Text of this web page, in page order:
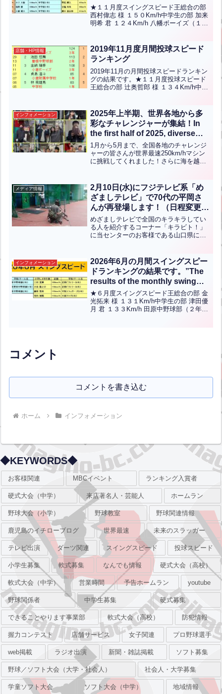
swing speed ranking for
November 2023 are as
follows.”(英中翻訳)
★１１月度スイングスピード王総合の部
西村偉志 様 １５０Km/h中学生の部 加来
明希 君 １２４Km/h 八幡ボーイズ（１
方々おめでとうございます！【Engli...全
文はクリック
店舗・HP情報
2019年11月度月間投球スピード
ランキング
2019年11月の月間投球スピードランキン
グの結果です。★１１月度投球スピード
王総合の部 辻奥哲郎 様 １３４Km/h中学
助 君 １１１Km/h 穴生少年野球...全文は
クリック
インフォメーション
2025年上半期、世界各地から多
彩なチャレンジャーが集結！In
the first half of 2025, diverse
challengers from around the
world gathered!
1月から5月まで、全国各地のチャレンジ
ャーの皆さんが世界最速250km/hマシン
に挑戦してくれました！さらに海を越え
心から感謝しています！ありがとうござ
いました！これか...全文はクリック
メディア情報
2月10日(水)にフジテレビ系「め
ざましテレビ」で70代の平岡さ
んが再登場します！（日程変更し
ました）
めざましテレビで全国のキラキラしてい
る人を紹介するコーナー「キラビト！」
に当センターのお客様である山口県にお
日に放送されましたが、今回下記の日程
で再放送が決定し...全文はクリック
インフォメーション
2026年6月の月間スイングスピー
ドランキングの結果です。”The
results of the monthly swing
speed ranking for June 2026
are as follows.”【ENG CHT
KOR JPN】
★６月度スイングスピード王総合の部 金
光拓来 様 １３１Km/h中学生の部 津田優
月 君 １３３Km/h 田原中野球部（２年）
コメント
コメントを書き込む
ホーム インフォメーション
◆KEYWORDS◆
お客様関連 MBCイベント ランキング入賞者
硬式大会（中学） 来店著名人・芸能人 ホームラン
野球大会（小学） 野球教室 野球関連情報
鹿児島のイチローブログ 世界最速 未来のスラッガー
テレビ出演 ダーツ関連 スイングスピード 投球スピード
小学生募集 軟式募集 なんでも情報 硬式大会（高校）
軟式大会（中学） 営業時間 予告ホームラン youtube
野球関係者 中学生募集 硬式募集
できることやります事業部 軟式大会（高校） 防犯情報
握力コンテスト 店舗サービス 女子関連 プロ野球選手
web掲載 ラジオ出演 新聞・雑誌掲載 ソフト募集
野球／ソフト大会（大学・社会人） 社会人・大学募集
学童ソフト大会 ソフト大会（中学） 地域情報